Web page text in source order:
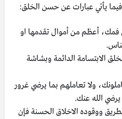
يأتي عبارات عن حسن الخلق:
فمك، أعظم من أموال تقدمها او
الابتسامة الدائمة وبشاشة
ولا تعاملهم بما يرضي غرور
الله عنك.
ووقوده الاخلاق الحسنة فإن